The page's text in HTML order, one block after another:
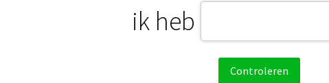
ik heb